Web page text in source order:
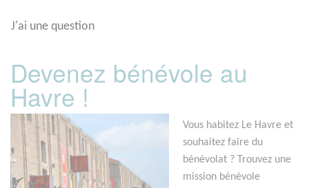
J'ai une question
Devenez bénévole au
Havre !
Vous habitez Le Havre et
souhaitez faire du
bénévolat ? Trouvez une
mission bénévole